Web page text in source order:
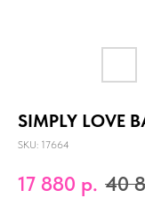
SIMPLY LOVE
SKU: 17664
17 880 р. 40